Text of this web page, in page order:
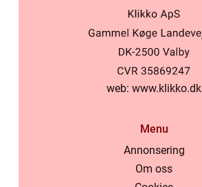
web: www.klikko.dk
Menu
Annonsering
Om oss